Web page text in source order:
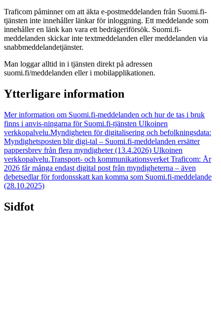
Traficom påminner om att äkta e-postmeddelanden från Suomi.fi-
tjänsten inte innehåller länkar för inloggning. Ett meddelande som
innehåller en länk kan vara ett bedrägeriförsök. Suomi.fi-
meddelanden skickar inte textmeddelanden eller meddelanden via
snabbmeddelandetjänster.
Man loggar alltid in i tjänsten direkt på adressen
suomi.fi/meddelanden eller i mobilapplikationen.
Ytterligare information
Mer information om Suomi.fi-meddelanden och hur de tas i bruk
finns i anvis-ningarna för Suomi.fi-tjänsten Ulkoinen
verkkopalvelu.Myndigheten för digitalisering och befolkningsdata:
Myndighetsposten blir digi-tal – Suomi.fi-meddelanden ersätter
pappersbrev från flera myndigheter (13.4.2026) Ulkoinen
verkkopalvelu.Transport- och kommunikationsverket Traficom: År
2026 får många endast digital post från myndigheterna – även
debetsedlar för fordonsskatt kan komma som Suomi.fi-meddelande
(28.10.2025)
Sidfot